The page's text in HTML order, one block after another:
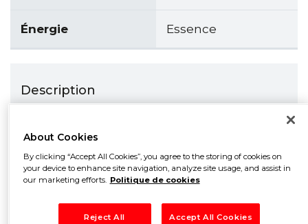
Énergie Essence
Description
avant, Fermeture centralisée, Direction assistée,
brouillard avant,Rétroviseurs électrique,
Système Isofix, Jantes alu, Airbags, ABS,
distribution .
About Cookies
By clicking “Accept All Cookies”, you agree to the storing of cookies on
your device to enhance site navigation, analyze site usage, and assist in
our marketing efforts. Politique de cookies
Reject All Accept All Cookies